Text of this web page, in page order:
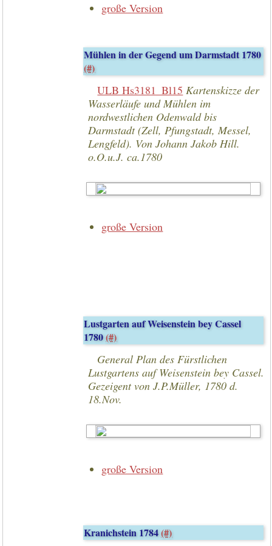
große Version
Mühlen in der Gegend um Darmstadt 1780
(#)
ULB Hs3181_Bl15 Kartenskizze der
Wasserläufe und Mühlen im
nordwestlichen Odenwald bis
Darmstadt (Zell, Pfungstadt, Messel,
Lengfeld). Von Johann Jakob Hill.
o.O.u.J. ca.1780
große Version
Lustgarten auf Weisenstein bey Cassel
1780(#)
General Plan des Fürstlichen
Lustgartens auf Weisenstein bey Cassel.
Gezeigent von J.P.Müller, 1780 d.
18.Nov.
große Version
Kranichstein 1784(#)